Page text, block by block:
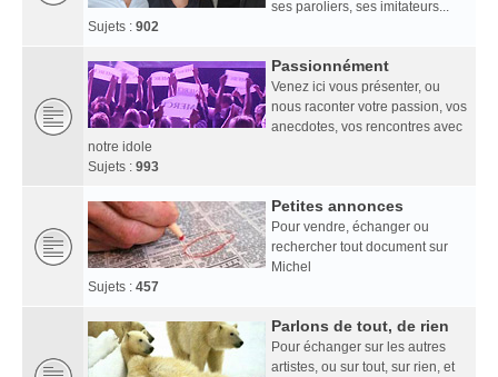
ses paroliers, ses imitateurs...
Sujets : 902
Passionnément
Venez ici vous présenter, ou
nous raconter votre passion, vos
anecdotes, vos rencontres avec
notre idole
Sujets : 993
Petites annonces
Pour vendre, échanger ou
rechercher tout document sur
Michel
Sujets : 457
Parlons de tout, de rien
Pour échanger sur les autres
artistes, ou sur tout, sur rien, et